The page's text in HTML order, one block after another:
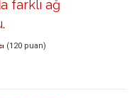
farklı ağ
(120 puan)